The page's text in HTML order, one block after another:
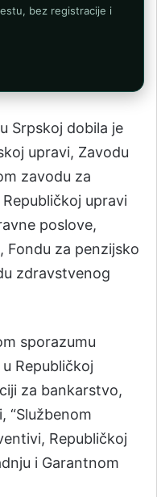
bez registracije i
Srpskoj dobila je
upravi, Zavodu
zavodu za
Republičkoj upravi
poslove,
Fondu za penzijsko
zdravstvenog
sporazumu
Republičkoj
za bankarstvo,
“Službenom
Republičkoj
i Garantnom